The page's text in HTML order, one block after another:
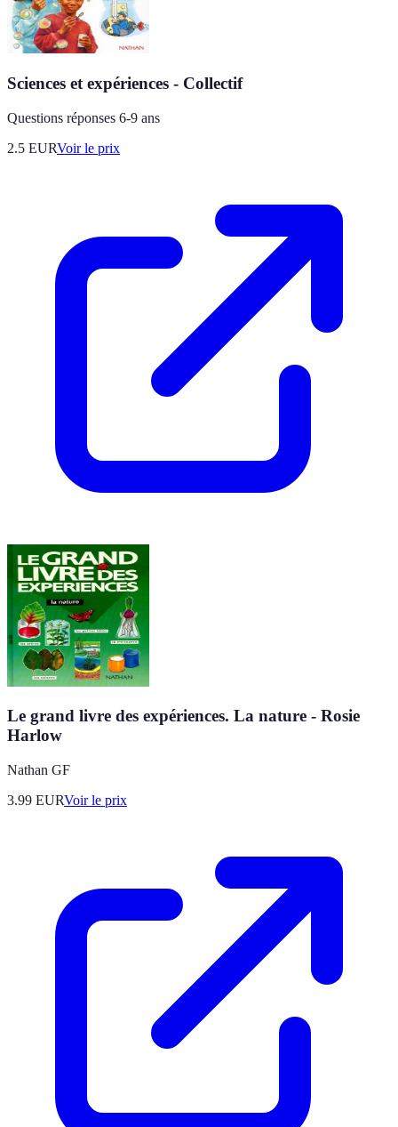
Sciences et expériences - Collectif
Questions réponses 6-9 ans
2.5 EURVoir le prix
Le grand livre des expériences. La nature - Rosie
Harlow
Nathan GF
3.99 EURVoir le prix